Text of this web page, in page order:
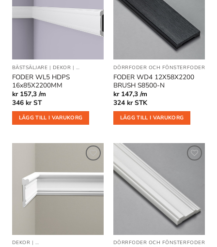
i
BÄSTSÄLJARE | DEKOR |DEKORLIST OCH VÄGGLISTER|DÖRRFODER OCH
FODER WL5 HDPS
16x85X2200MM
kr 157,3 /m
346 kr ST
LÄGG TILL I VARUKORG
önskelistan
DÖRRFODER OCH FÖNSTERFODER
FODER WD4 12X58X2200
BRUSH S8500-N
kr 147,3 /m
324 kr STK
LÄGG TILL I VARUKORG
Lägg till
i
önskelistan
DEKOR | DEKORLIST OCH VÄGGLISTER |DÖRRFODER OCH FÖNSTERFODER
önskelistan
DÖRRFODER OCH FÖNSTERFODER